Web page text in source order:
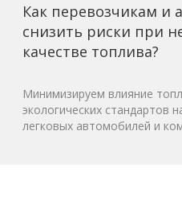
Как перевозчикам и
снизить риски при
качестве топлива?
Минимизируем влияние
экологических стандартов
легковых автомобилей и